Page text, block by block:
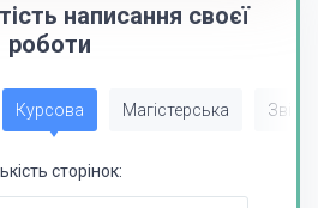
написання своєї
роботи
Курсова Магістерська Звіт
сторінок: